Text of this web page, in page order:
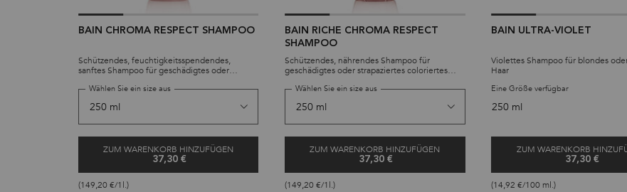
BAIN CHROMA RESPECT SHAMPOO
Schützendes, feuchtigkeitsspendendes,
sanftes Shampoo für geschädigtes oder
extrem feuchtigkeitsspendende Formulierung
Haar. Sulfatfrei.
Wählen Sie ein size aus
ZUM WARENKORB HINZUFÜGEN
37,30 €
(149,20 €/1l.)
BAIN RICHE CHROMA RESPECT
SHAMPOO
Schützendes, nährendes Shampoo für
geschädigtes oder strapaziertes coloriertes
pflegt mittleres bis dickes Haar und schützt
Sulfatfrei.
Wählen Sie ein size aus
ZUM WARENKORB HINZUFÜGEN
37,30 €
(149,20 €/1l.)
BAIN ULTRA-VIOLET
Violettes Shampoo für blondes
Haar
Eine Größe verfügbar
250 ml
ZUM WARENKORB
37,30 €
(14,92 €/100 ml.)